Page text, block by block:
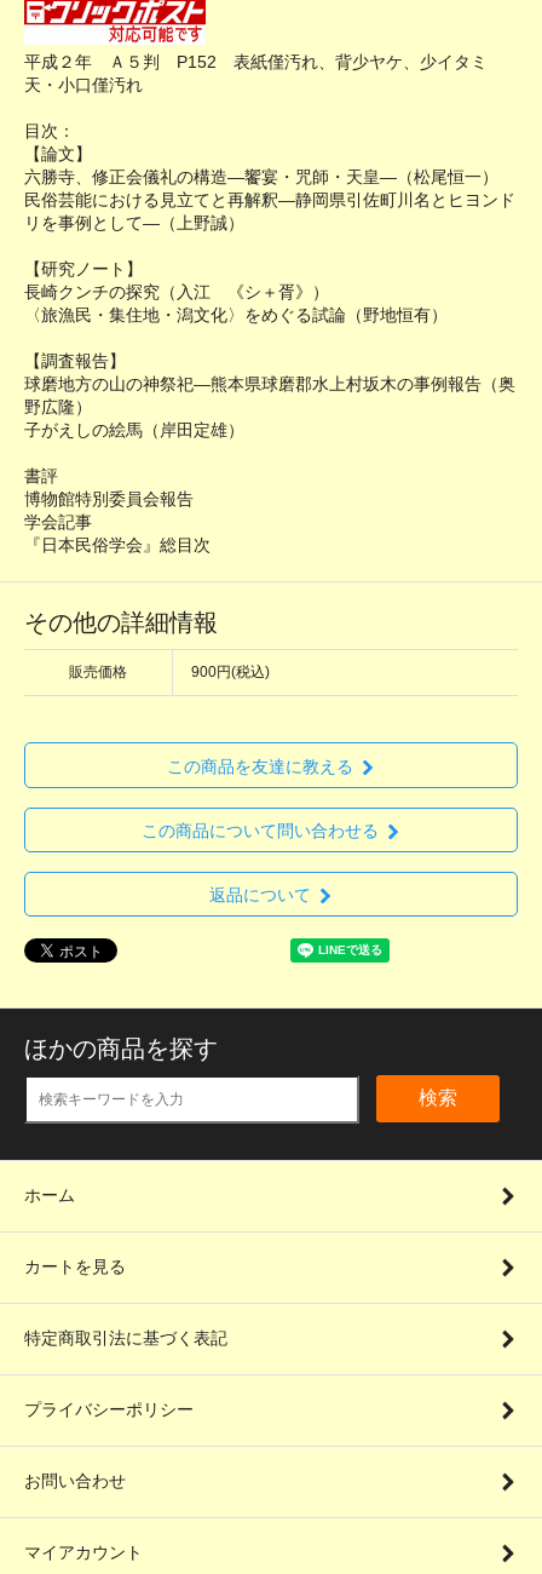
平成２年 Ａ５判 P152 表紙僅汚れ、背少ヤケ、少イタミ
天・小口僅汚れ
目次：
【論文】
六勝寺、修正会儀礼の構造―饗宴・咒師・天皇―（松尾恒一）
民俗芸能における見立てと再解釈―静岡県引佐町川名とヒヨンド
リを事例として―（上野誠）
【研究ノート】
長崎クンチの探究（入江 《シ＋胥》）
〈旅漁民・集住地・潟文化〉をめぐる試論（野地恒有）
【調査報告】
球磨地方の山の神祭祀―熊本県球磨郡水上村坂木の事例報告（奥
野広隆）
子がえしの絵馬（岸田定雄）
書評
博物館特別委員会報告
学会記事
『日本民俗学会』総目次
その他の詳細情報
販売価格 900円(税込)
この商品を友達に教える
この商品について問い合わせる
返品について
ほかの商品を探す
検索
ホーム
カートを見る
特定商取引法に基づく表記
プライバシーポリシー
お問い合わせ
マイアカウント